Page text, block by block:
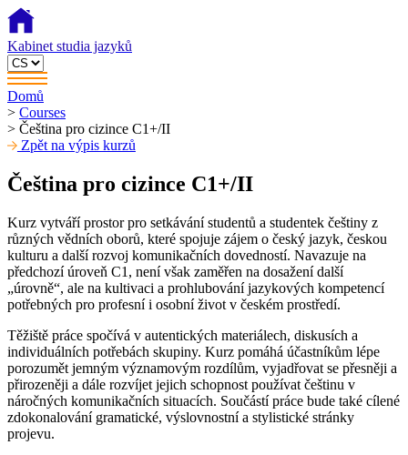
Kabinet studia jazyků
Domů
> Courses
> Čeština pro cizince C1+/II
Zpět na výpis kurzů
Čeština pro cizince C1+/II
Kurz vytváří prostor pro setkávání studentů a studentek češtiny z
různých vědních oborů, které spojuje zájem o český jazyk, českou
kulturu a další rozvoj komunikačních dovedností. Navazuje na
předchozí úroveň C1, není však zaměřen na dosažení další
„úrovně“, ale na kultivaci a prohlubování jazykových kompetencí
potřebných pro profesní i osobní život v českém prostředí.
Těžiště práce spočívá v autentických materiálech, diskusích a
individuálních potřebách skupiny. Kurz pomáhá účastníkům lépe
porozumět jemným významovým rozdílům, vyjadřovat se přesněji a
přirozeněji a dále rozvíjet jejich schopnost používat češtinu v
náročných komunikačních situacích. Součástí práce bude také cílené
zdokonalování gramatické, výslovnostní a stylistické stránky
projevu.